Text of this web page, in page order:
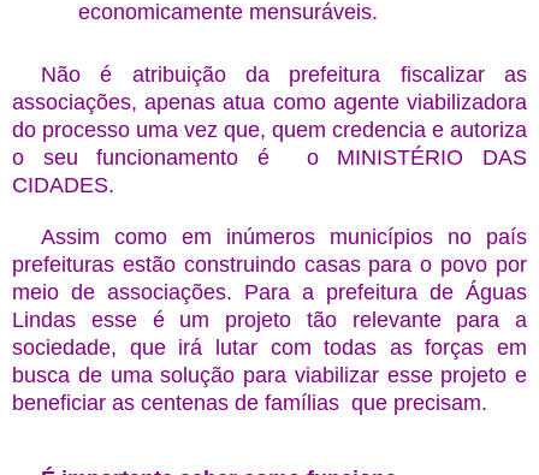
economicamente mensuráveis.
Não é atribuição da prefeitura fiscalizar as
associações, apenas atua como agente viabilizadora
do processo uma vez que, quem credencia e autoriza
o seu funcionamento é o MINISTÉRIO DAS
CIDADES.
Assim como em inúmeros municípios no país
prefeituras estão construindo casas para o povo por
meio de associações. Para a prefeitura de Águas
Lindas esse é um projeto tão relevante para a
sociedade, que irá lutar com todas as forças em
busca de uma solução para viabilizar esse projeto e
beneficiar as centenas de famílias que precisam.